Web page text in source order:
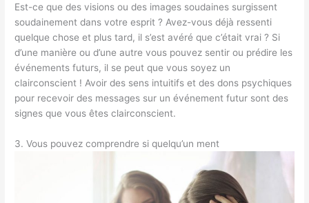
Est-ce que des visions ou des images soudaines surgissent
soudainement dans votre esprit ? Avez-vous déjà ressenti
quelque chose et plus tard, il s’est avéré que c’était vrai ? Si
d’une manière ou d’une autre vous pouvez sentir ou prédire les
événements futurs, il se peut que vous soyez un
clairconscient ! Avoir des sens intuitifs et des dons psychiques
pour recevoir des messages sur un événement futur sont des
signes que vous êtes clairconscient.
3. Vous pouvez comprendre si quelqu’un ment